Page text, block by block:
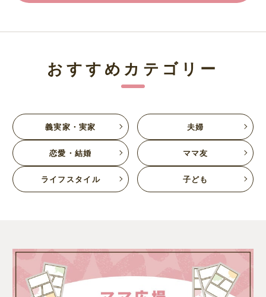
おすすめカテゴリー
義実家・実家 夫婦
恋愛・結婚 ママ友
ライフスタイル 子ども